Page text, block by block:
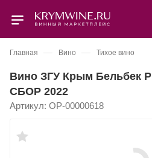
Главная — Вино — Тихое вино
Вино ЗГУ Крым
СБОР 2022
Артикул: OP-00000618